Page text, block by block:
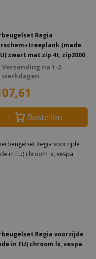
Regia
(made
zwart mat zip 4t, zip2000
Verzending na 1-2
werkdagen
Bestellen
Regia voorzijde
in EU) chroom lx, vespa